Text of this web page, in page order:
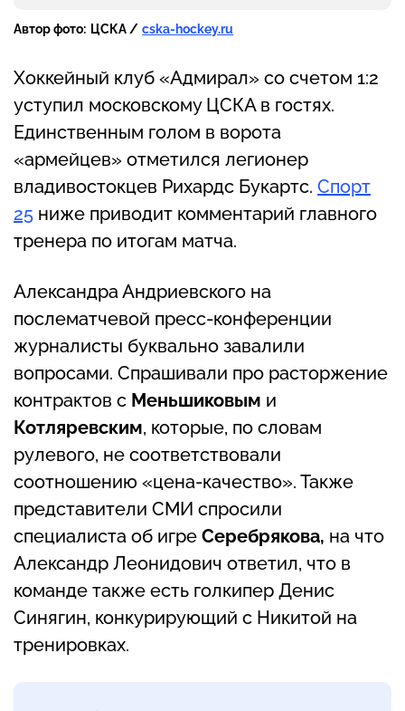
Автор фото: ЦСКА / cska-hockey.ru
Хоккейный клуб «Адмирал» со счетом 1:2
уступил московскому ЦСКА в гостях.
Единственным голом в ворота
«армейцев» отметился легионер
владивостокцев Рихардс Букартс. Спорт
25 ниже приводит комментарий главного
тренера по итогам матча.
Александра Андриевского на
послематчевой пресс-конференции
журналисты буквально завалили
вопросами. Спрашивали про расторжение
контрактов с Меньшиковым и
Котляревским, которые, по словам
рулевого, не соответствовали
соотношению «цена-качество». Также
представители СМИ спросили
специалиста об игре Серебрякова, на что
Александр Леонидович ответил, что в
команде также есть голкипер Денис
Синягин, конкурирующий с Никитой на
тренировках.